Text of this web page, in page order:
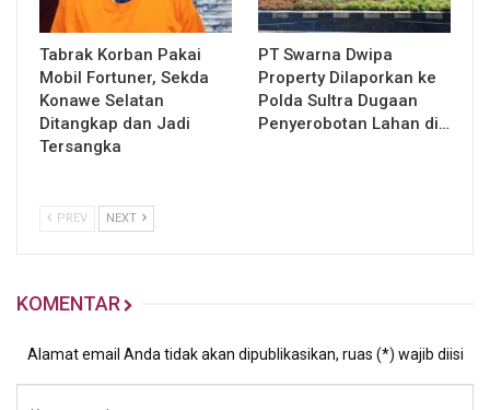
Tabrak Korban Pakai
Mobil Fortuner, Sekda
Konawe Selatan
Ditangkap dan Jadi
Tersangka
PT Swarna Dwipa
Property Dilaporkan ke
Polda Sultra Dugaan
Penyerobotan Lahan di…
PREV NEXT
KOMENTAR
Alamat email Anda tidak akan dipublikasikan, ruas (*) wajib diisi